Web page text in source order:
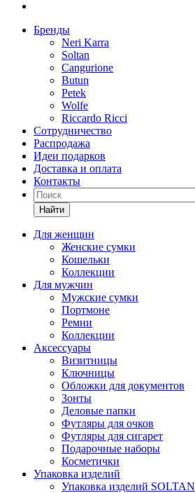
Бренды
Neri Karra
Soltan
Cangurione
Butun
Petek
Wolfe
Riccardo Ricci
Сотрудничество
Распродажа
Идеи подарков
Доставка и оплата
Контакты
Найти
Для женщин
Женские сумки
Кошельки
Коллекции
Для мужчин
Мужские сумки
Портмоне
Ремни
Коллекции
Аксессуары
Визитницы
Ключницы
Обложки для документов
Зонты
Деловые папки
Футляры для очков
Футляры для сигарет
Подарочные наборы
Косметички
Упаковка изделий
Упаковка изделий SOLTAN